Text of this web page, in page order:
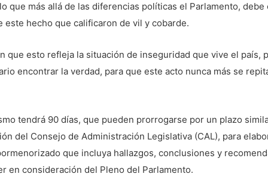
que más allá de las diferencias políticas el Parlamento, debe
este hecho que calificaron de vil y cobarde.
que esto refleja la situación de inseguridad que vive el país,
encontrar la verdad, para que este acto nunca más se
tendrá 90 días, que pueden prorrogarse por un plazo
del Consejo de Administración Legislativa (CAL), para
que incluya hallazgos, conclusiones y
en consideración del Pleno del Parlamento.